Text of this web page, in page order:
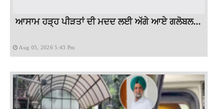
ਆਸਾਮ ਹੜ੍ਹ ਪੀੜਤਾਂ ਦੀ ਮਦਦ ਲਈ ਅੱਗੇ ਆਏ ਗਲੋਬਲ...
Aug 05, 2026 5:43 Pm